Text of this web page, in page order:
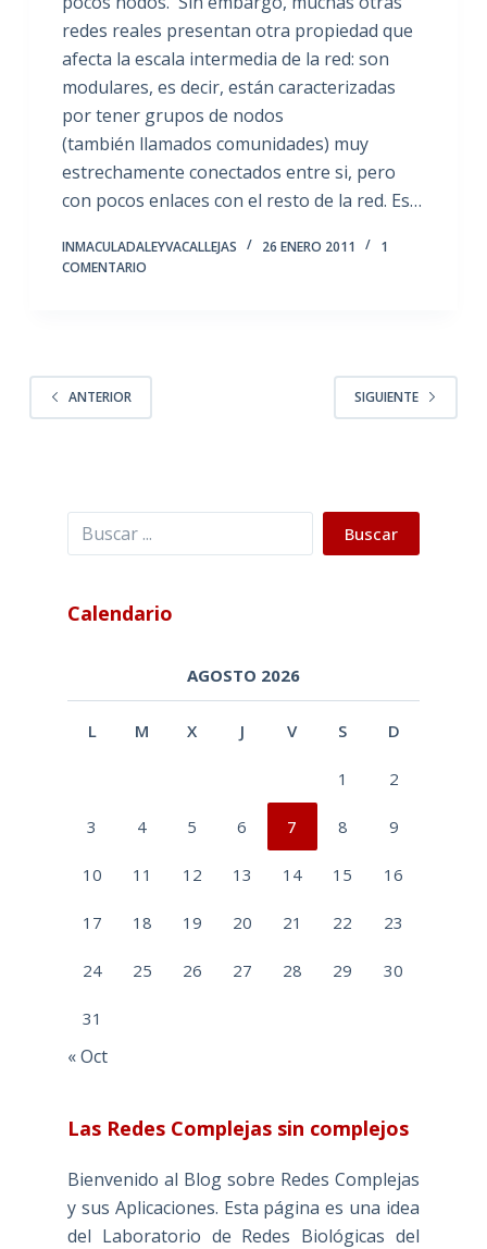
redes reales presentan otra propiedad que
afecta la escala intermedia de la red: son
modulares, es decir, están caracterizadas
por tener grupos de nodos
(también llamados comunidades) muy
estrechamente conectados entre si, pero
con pocos enlaces con el resto de la red. Es…
INMACULADALEYVACALLEJAS 26 ENERO 2011
1
COMENTARIO
ANTERIOR SIGUIENTE
Buscar Buscar
Calendario
AGOSTO 2026
L M X J V S D
1 2
3 4 5 6 7 8 9
10 11 12 13 14 15 16
17 18 19 20 21 22 23
24 25 26 27 28 29 30
31
« Oct
Las Redes Complejas sin complejos
Bienvenido al Blog sobre Redes Complejas
y sus Aplicaciones. Esta página es una idea
del Laboratorio de Redes Biológicas del